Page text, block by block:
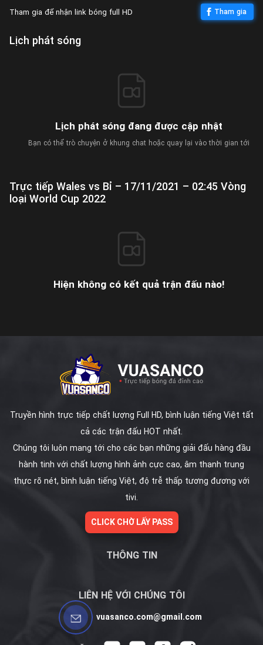
Tham gia để nhận link bóng full HD Tham gia
Lịch phát sóng
Lịch phát sóng đang được cập nhật
Bạn có thể trò chuyện ở khung chat hoặc quay lại vào thời gian tới
Trực tiếp Wales vs Bỉ – 17/11/2021 – 02:45 Vòng
loại World Cup 2022
Hiện không có kết quả trận đấu nào!
Truyền hình trực tiếp chất lượng Full HD, bình luận tiếng Việt tất
cả các trận đấu HOT nhất.
Chúng tôi luôn mang tới cho các bạn những giải đấu hàng đầu
hành tinh với chất lượng hình ảnh cực cao, âm thanh trung
thực rõ nét, bình luận tiếng Việt, độ trễ thấp tương đương với
tivi.
CLICK CHỜ LẤY PASS
THÔNG TIN
LIÊN HỆ VỚI CHÚNG TÔI
vuasanco.com@gmail.com